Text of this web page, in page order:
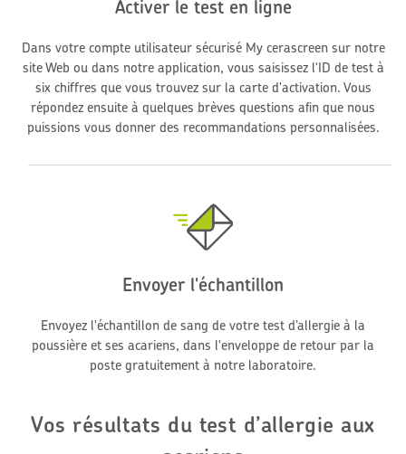
Activer le test en ligne
Dans votre compte utilisateur sécurisé My cerascreen sur notre
site Web ou dans notre application, vous saisissez l'ID de test à
six chiffres que vous trouvez sur la carte d'activation. Vous
répondez ensuite à quelques brèves questions afin que nous
puissions vous donner des recommandations personnalisées.
Envoyer l'échantillon
Envoyez l'échantillon de sang de votre test d’allergie à la
poussière et ses acariens, dans l'enveloppe de retour par la
poste gratuitement à notre laboratoire.
Vos résultats du test d’allergie aux